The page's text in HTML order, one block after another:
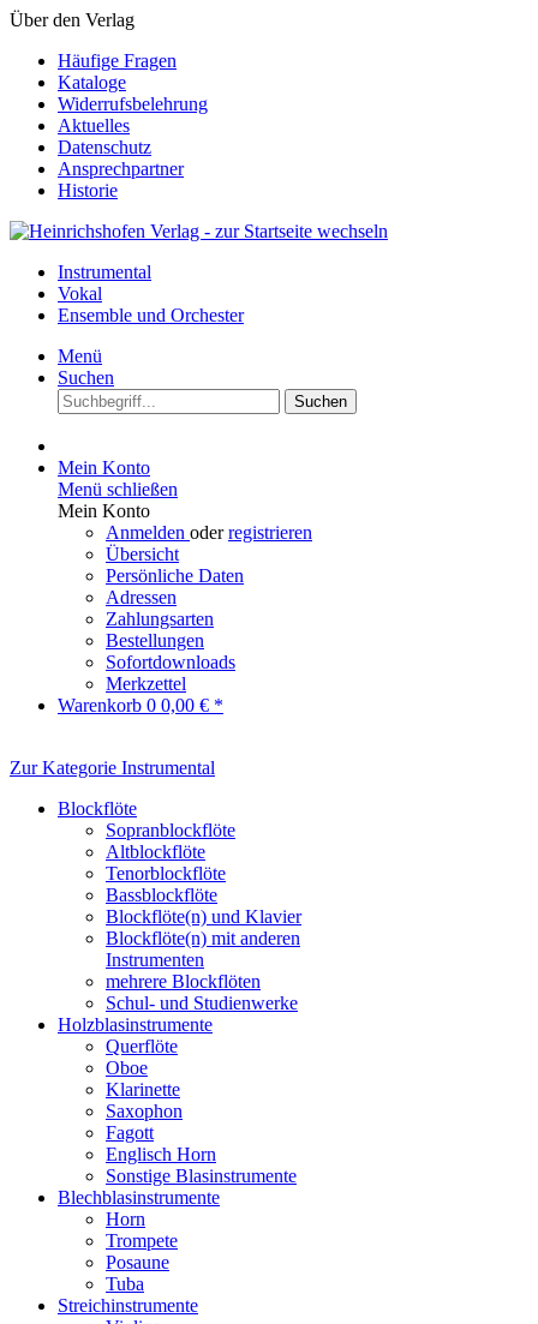
Über den Verlag
Häufige Fragen
Kataloge
Widerrufsbelehrung
Aktuelles
Datenschutz
Ansprechpartner
Historie
Instrumental
Vokal
Ensemble und Orchester
Menü
Suchen
Suchen
Mein Konto
Menü schließen
Mein Konto
Anmelden oderregistrieren
Übersicht
Persönliche Daten
Adressen
Zahlungsarten
Bestellungen
Sofortdownloads
Merkzettel
Warenkorb 0 0,00 € *
Zur Kategorie Instrumental
Blockflöte
Sopranblockflöte
Altblockflöte
Tenorblockflöte
Bassblockflöte
Blockflöte(n) und Klavier
Blockflöte(n) mit anderen
Instrumenten
mehrere Blockflöten
Schul- und Studienwerke
Holzblasinstrumente
Querflöte
Oboe
Klarinette
Saxophon
Fagott
Englisch Horn
Sonstige Blasinstrumente
Blechblasinstrumente
Horn
Trompete
Posaune
Tuba
Streichinstrumente